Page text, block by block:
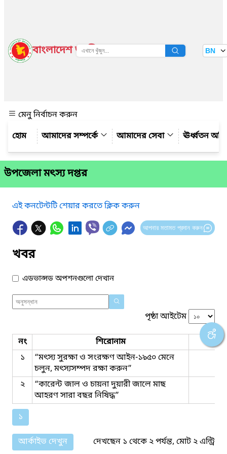
বাংলাদেশ জাতীয় তথ্য বাতায়ন BN
মেনু নির্বাচন করুন
আমাদের সম্পর্কে
আমাদের সেবা ঊর্ধ্বতন
উপজেলা মৎস্য দপ্তর
এই কনটেন্টটি শেয়ার করতে ক্লিক করুন
আপনার মতামত প্রদান করুন
খবর
এডভান্সড অপশনগুলো দেখান
পৃষ্ঠা আইটেম
নং শিরোনাম
ফাইল
১
“মৎস্য সুরক্ষা ও সংরক্ষণ আইন-১৯৫০ মেনে
চলুন, মৎস্যসম্পদ রক্ষা করুন”
২
“কারেন্ট জাল ও চায়না দুয়ারী জালে মাছ
আহরণ সারা বছর নিষিদ্ধ”
১
আর্কাইভ দেখুন দেখছেন ১ থেকে ২ পর্যন্ত, মোট ২ এন্ট্রি